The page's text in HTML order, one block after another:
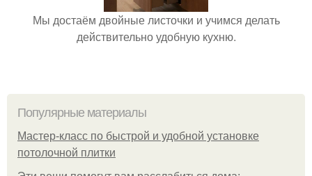
Мы достаём двойные листочки и учимся делать
действительно удобную кухню.
Популярные материалы
Мастер-класс по быстрой и удобной установке
потолочной плитки